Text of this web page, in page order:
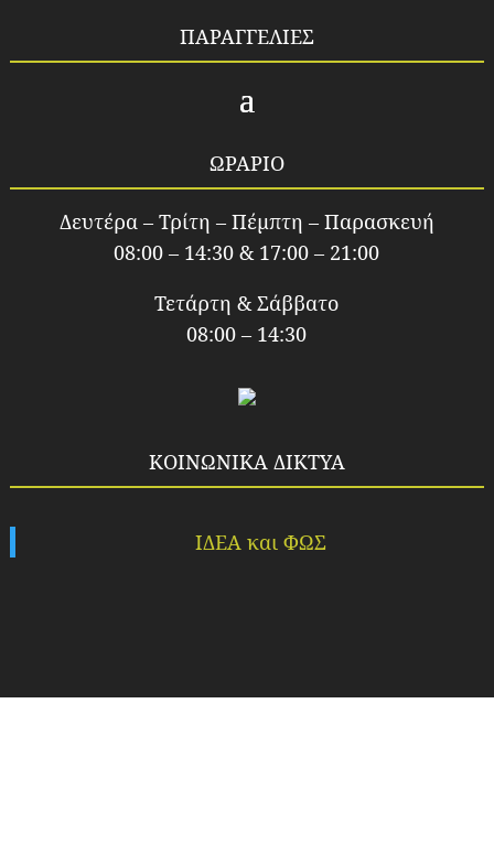
ΠΑΡΑΓΓΕΛΙΕΣ
ΩΡΑΡΙΟ
Δευτέρα – Τρίτη – Πέμπτη – Παρασκευή
08:00 – 14:30 & 17:00 – 21:00
Τετάρτη & Σάββατο
08:00 – 14:30
ΚΟΙΝΩΝΙΚΑ ΔΙΚΤΥΑ
ΙΔΕΑ και ΦΩΣ